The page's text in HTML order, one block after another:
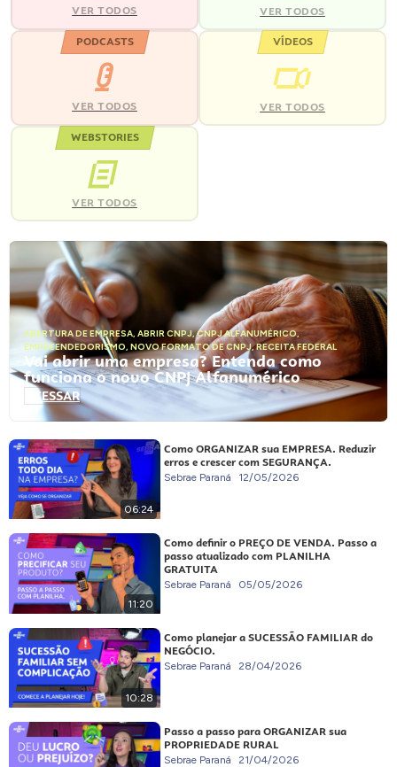
VER TODOS VER TODOS
PODCASTS
VER TODOS
VÍDEOS
VER TODOS
WEBSTORIES
VER TODOS
ABERTURA DE EMPRESA, ABRIR CNPJ,CNPJ ALFANUMÉRICO,
EMPREENDEDORISMO, NOVO FORMATO DE CNPJ,RECEITA FEDERAL
Vai abrir uma empresa? Entenda como
funciona o novo CNPJ Alfanumérico
ACESSAR
06:24
Como ORGANIZAR sua EMPRESA. Reduzir
erros e crescer com SEGURANÇA.
Sebrae Paraná 12/05/2026
11:20
Como definir o PREÇO DE VENDA. Passo a
passo atualizado com PLANILHA
GRATUITA
Sebrae Paraná 05/05/2026
10:28
Como planejar a SUCESSÃO FAMILIAR do
NEGÓCIO.
Sebrae Paraná 28/04/2026
Passo a passo para ORGANIZAR sua
PROPRIEDADE RURAL
Sebrae Paraná 21/04/2026